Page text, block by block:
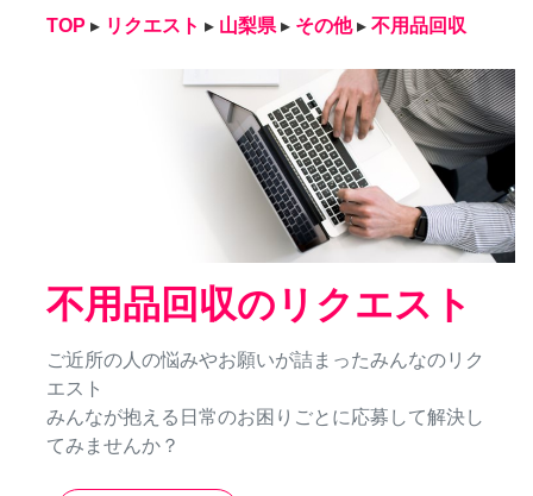
TOP ▸ リクエスト ▸ 山梨県 ▸ その他 ▸ 不用品回収
不用品回収のリクエスト
ご近所の人の悩みやお願いが詰まったみんなのリク
エスト
みんなが抱える日常のお困りごとに応募して解決し
てみませんか？